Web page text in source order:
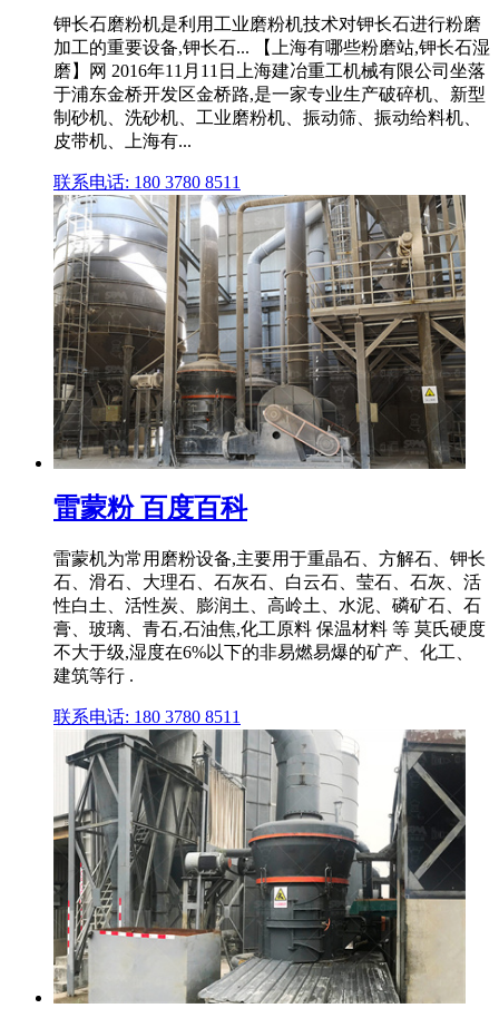
钾长石磨粉机是利用工业磨粉机技术对钾长石进行粉磨
加工的重要设备,钾长石... 【上海有哪些粉磨站,钾长石湿
磨】网 2016年11月11日上海建冶重工机械有限公司坐落
于浦东金桥开发区金桥路,是一家专业生产破碎机、新型
制砂机、洗砂机、工业磨粉机、振动筛、振动给料机、
皮带机、上海有...
联系电话: 180 3780 8511
雷蒙粉 百度百科
雷蒙机为常用磨粉设备,主要用于重晶石、方解石、钾长
石、滑石、大理石、石灰石、白云石、莹石、石灰、活
性白土、活性炭、膨润土、高岭土、水泥、磷矿石、石
膏、玻璃、青石,石油焦,化工原料 保温材料 等 莫氏硬度
不大于级,湿度在6%以下的非易燃易爆的矿产、化工、
建筑等行 .
联系电话: 180 3780 8511